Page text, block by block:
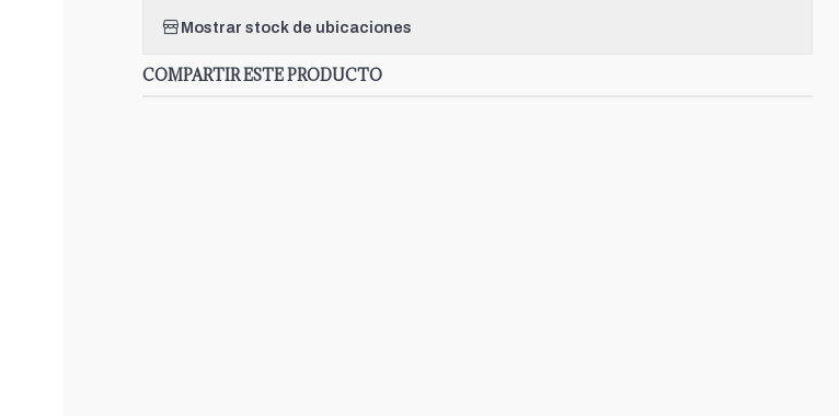
Mostrar stock de ubicaciones
COMPARTIR ESTE PRODUCTO